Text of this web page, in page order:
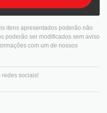
itens apresentados poderão não
poderão ser modificados sem aviso
com um de nossos
sociais!